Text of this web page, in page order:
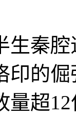
生秦
印的
量超